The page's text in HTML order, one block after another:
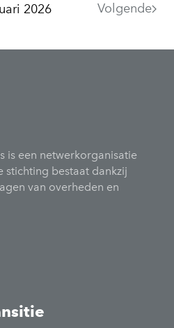
Volgende
2026
is een netwerkorganisatie
stichting bestaat dankzij
van overheden en